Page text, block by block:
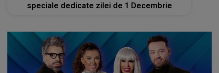
speciale dedicate zilei de 1 Decembrie